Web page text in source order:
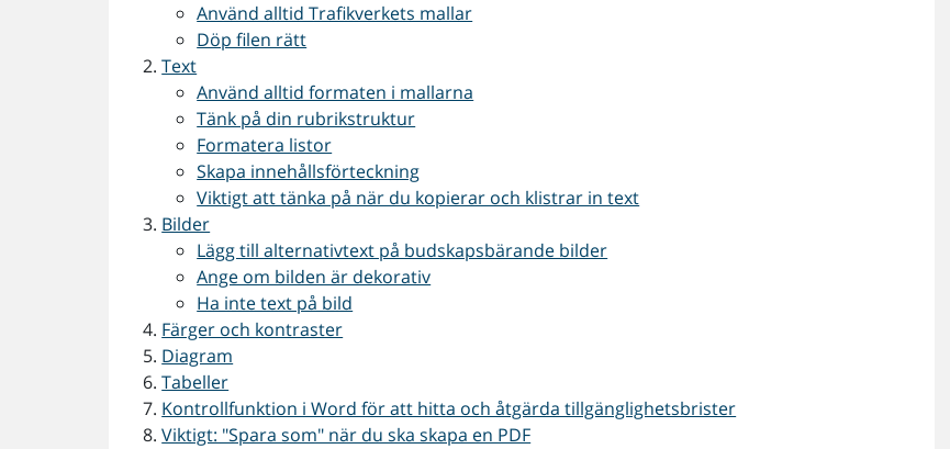
Använd alltid Trafikverkets mallar
Döp filen rätt
Text
Använd alltid formaten i mallarna
Tänk på din rubrikstruktur
Formatera listor
Skapa innehållsförteckning
Viktigt att tänka på när du kopierar och klistrar in text
Bilder
Lägg till alternativtext på budskapsbärande bilder
Ange om bilden är dekorativ
Ha inte text på bild
Färger och kontraster
Diagram
Tabeller
Kontrollfunktion i Word för att hitta och åtgärda tillgänglighetsbrister
Viktigt: "Spara som" när du ska skapa en PDF